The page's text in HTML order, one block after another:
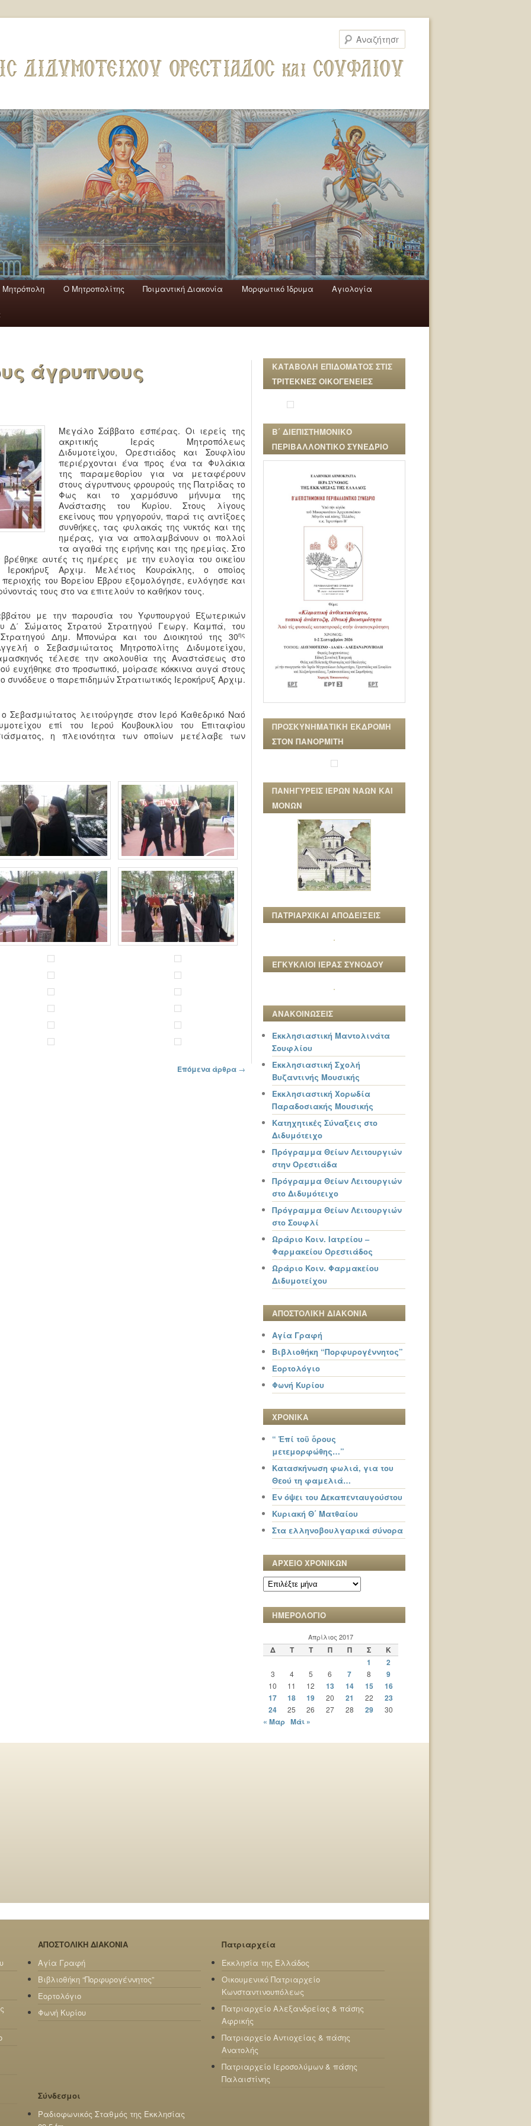
Mητρόπολη Ο Mητροπολίτης Ποιμαντική Διακονία Μορφωτικό Ίδρυμα Αγιολογία
άγρυπνους
Μεγάλο Σάββατο εσπέρας. Οι ιερείς της
ακριτικής Ιεράς Μητροπόλεως
Διδυμοτείχου, Ορεστιάδος και Σουφλίου
περιέρχονται ένα προς ένα τα Φυλάκια
της παραμεθορίου για να μεταφέρουν
στους άγρυπνους φρουρούς της Πατρίδας το
Φως και το χαρμόσυνο μήνυμα της
Ανάστασης του Κυρίου. Στους λίγους
εκείνους που γρηγορούν, παρά τις αντίξοες
συνθήκες, τας φυλακάς της νυκτός και της
ημέρας, για να απολαμβάνουν οι πολλοί
τα αγαθά της ειρήνης και της ηρεμίας. Στο
αυτές τις ημέρες με την ευλογία του οικείου
Ιεροκήρυξ Αρχιμ. Μελέτιος Κουράκλης, ο οποίος
του Βορείου Έβρου εξομολόγησε, ευλόγησε και
τους στο να επιτελούν το καθήκον τους.
με την παρουσία του Υφυπουργού Εξωτερικών
Δ΄ Σώματος Στρατού Στρατηγού Γεωργ. Καμπά, του
Δημ. Μπονώρα και του Διοικητού της 30ης
ο Σεβασμιώτατος Μητροπολίτης Διδυμοτείχου,
τέλεσε την ακολουθία της Αναστάσεως στο
ευχήθηκε στο προσωπικό, μοίρασε κόκκινα αυγά στους
ο παρεπιδημών Στρατιωτικός Ιεροκήρυξ Αρχιμ.
λειτούργησε στον Ιερό Καθεδρικό Ναό
επί του Ιερού Κουβουκλίου του Επιταφίου
η πλειονότητα των οποίων μετέλαβε των
Επόμενα άρθρα →
ΚΑΤΑΒΟΛΗ ΕΠΙΔΟΜΑΤΟΣ ΣΤΙΣ
ΤΡΙΤΕΚΝΕΣ ΟΙΚΟΓΕΝΕΙΕΣ
Β΄ ΔΙΕΠΙΣΤΗΜΟΝΙΚΟ
ΠΕΡΙΒΑΛΛΟΝΤΙΚΟ ΣΥΝΕΔΡΙΟ
ΠΡΟΣΚΥΝΗΜΑΤΙΚΗ ΕΚΔΡΟΜΗ
ΣΤΟΝ ΠΑΝΟΡΜΙΤΗ
ΠΑΝΗΓΥΡΕΙΣ ΙΕΡΩΝ ΝΑΩΝ ΚΑΙ
ΜΟΝΩΝ
ΠΑΤΡΙΑΡΧΙΚΑΙ ΑΠΟΔΕΙΞΕΙΣ
ΕΓΚΥΚΛΙΟΙ ΙΕΡΑΣ ΣΥΝΟΔΟΥ
ΑΝΑΚΟΙΝΩΣΕΙΣ
Εκκλησιαστική Μαντολινάτα
Σουφλίου
Εκκλησιαστική Σχολή
Βυζαντινής Μουσικής
Εκκλησιαστική Χορωδία
Παραδοσιακής Μουσικής
Κατηχητικές Σύναξεις στο
Διδυμότειχο
Πρόγραμμα Θείων Λειτουργιών
στην Ορεστιάδα
Πρόγραμμα Θείων Λειτουργιών
στο Διδυμότειχο
Πρόγραμμα Θείων Λειτουργιών
στο Σουφλί
Ωράριο Κοιν. Ιατρείου –
Φαρμακείου Ορεστιάδος
Ωράριο Κοιν. Φαρμακείου
Διδυμοτείχου
ΑΠΟΣΤΟΛΙΚΗ ΔΙΑΚΟΝΙΑ
Αγία Γραφή
Βιβλιοθήκη “Πορφυρογέννητος”
Εορτολόγιο
Φωνή Κυρίου
ΧΡΟΝΙΚΑ
“ Ἐπί τοῦ ὄρους
μετεμορφώθης…”
Κατασκήνωση φωλιά, για του
Θεού τη φαμελιά…
Εν όψει του Δεκαπενταυγούστου
Κυριακή Θ΄ Ματθαίου
Στα ελληνοβουλγαρικά σύνορα
ΑΡΧΕΙΟ ΧΡΟΝΙΚΩΝ
ΑΡΧΕΙΟ
ΧΡΟΝΙΚΩΝ
ΗΜΕΡΟΛΟΓΙΟ
Απρίλιος 2017
Δ Τ Τ Π Π Σ
Κ
1
2
3 4 5 6 7 8 9
10 11 12 13 14 15
16
17
18 19 20 21 22
23
24
25 26 27 28 29 30
« Μαρ Μάι »
ΑΠΟΣΤΟΛΙΚΗ ΔΙΑΚΟΝΙΑ
Αγία Γραφή
Βιβλιοθήκη “Πορφυρογέννητος”
Εορτολόγιο
Φωνή Κυρίου
Πατριαρχεία
Εκκλησία της Ελλάδος
Οικουμενικό Πατριαρχείο
Κωνσταντινουπόλεως
Πατριαρχείο Αλεξανδρείας & πάσης
Αφρικής
Πατριαρχείο Αντιοχείας & πάσης
Ανατολής
Πατριαρχείο Ιεροσολύμων & πάσης
Παλαιστίνης
Σύνδεσμοι
Ραδιοφωνικός Σταθμός της Εκκλησίας